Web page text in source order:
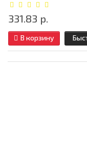
331.83 р.
В корзину